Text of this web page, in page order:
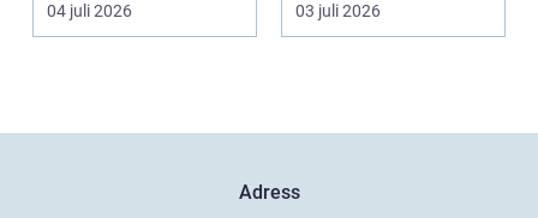
04 juli 2026 03 juli 2026
Adress